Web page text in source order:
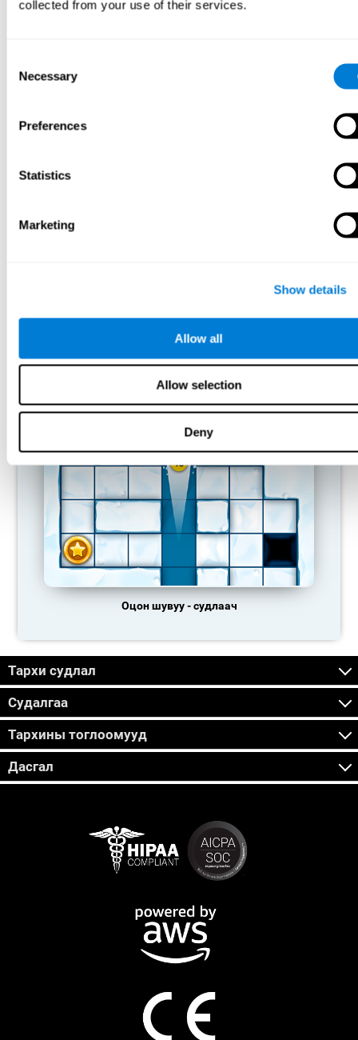
collected from your use of their services.
Selection
Necessary
Preferences
Statistics
Marketing
Show details
Allow all
Allow selection
Deny
Чихрийн шугам
Оцон шувуу - судлаач
Тархи судлал
Судалгаа
Тархины тоглоомууд
Дасгал